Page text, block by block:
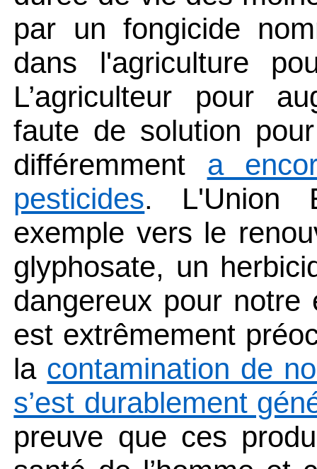
par un fongicide
dans l'agriculture
L’agriculteur pour
faute de solution
différemment a
pesticides. L'Union
exemple vers le
glyphosate, un
dangereux pour notre
est extrêmement
la contamination de
s’est durablement
preuve que ces